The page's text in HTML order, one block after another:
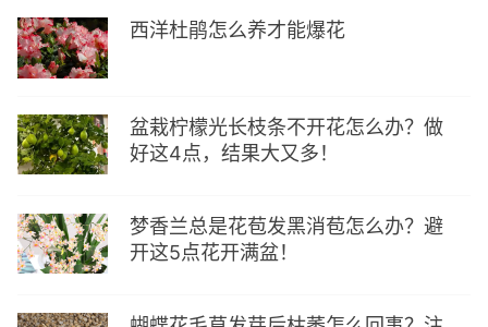
西洋杜鹃怎么养才能爆花
盆栽柠檬光长枝条不开花怎么办？做
好这4点，结果大又多！
梦香兰总是花苞发黑消苞怎么办？避
开这5点花开满盆！